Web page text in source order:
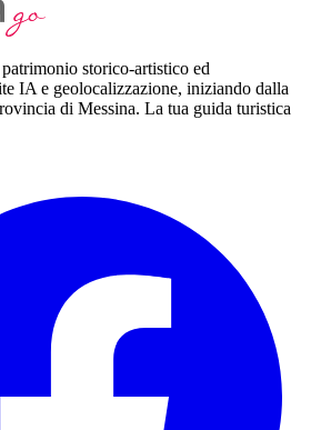
storico-artistico ed
IA e geolocalizzazione, iniziando dalla
di Messina. La tua guida turistica